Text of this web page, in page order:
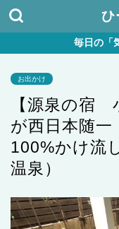
ひ
毎日の「
お出かけ
【源泉の宿
が西日本随一
100%かけ流
温泉）